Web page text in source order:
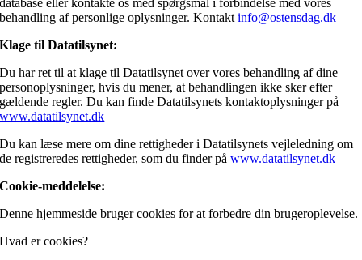
behandling af personlige oplysninger. Kontaktinfo@ostensdag.dk
Klage til Datatilsynet:
Du har ret til at klage til Datatilsynet over vores behandling af dine
personoplysninger, hvis du mener, at behandlingen ikke sker efter
gældende regler. Du kan finde Datatilsynets kontaktoplysninger på
www.datatilsynet.dk
Du kan læse mere om dine rettigheder i Datatilsynets vejleledning om
de registreredes rettigheder, som du finder påwww.datatilsynet.dk
Cookie-meddelelse:
Denne hjemmeside bruger cookies for at forbedre din brugeroplevelse.
Hvad er cookies?